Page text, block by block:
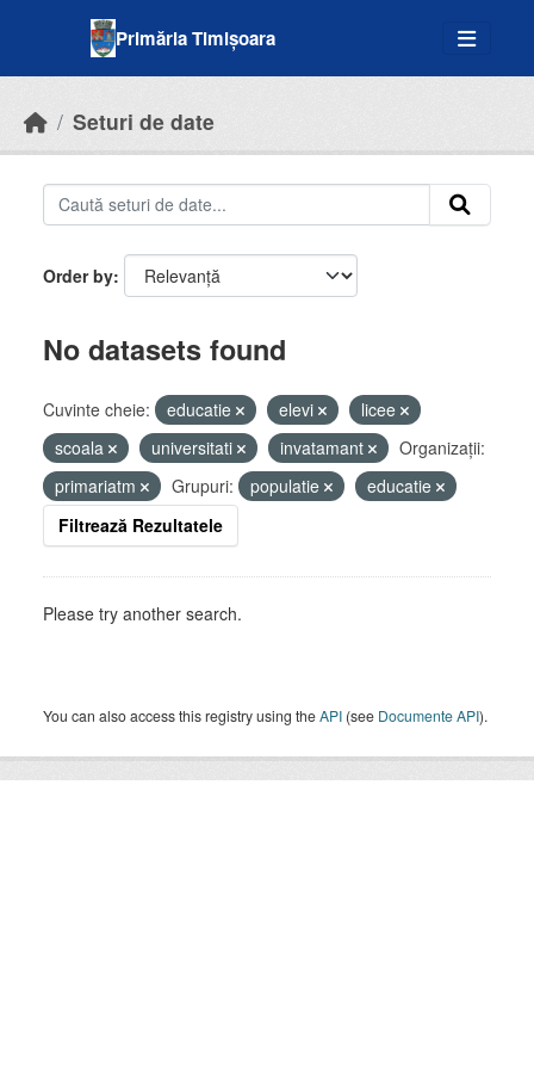
Primăria Timișoara
Seturi de date
Order by
No datasets found
Cuvinte cheie: educatie elevi
licee
scoala
universitati invatamant
Organizații:
primariatm
Grupuri: populatie
educatie
Filtrează Rezultatele
Please try another search.
You can also access this registry using theAPI (see Documente API).